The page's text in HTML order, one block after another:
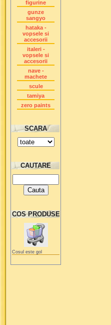
figurine
gunze
sangyo
hataka -
vopsele si
accesorii
italeri -
vopsele si
accesorii
nave -
machete
scule
tamiya
zero paints
SCARA
CAUTARE
COS PRODUSE
Cosul este gol